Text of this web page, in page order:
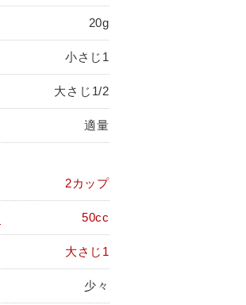
20g
小さじ1
大さじ1/2
適量
2カップ
50cc
大さじ1
少々